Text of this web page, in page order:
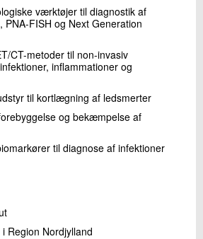
værktøjer til diagnostik af
PNA-FISH og Next Generation
CT-metoder til non-invasiv
inflammationer og
til kortlægning af ledsmerter
og bekæmpelse af
til diagnose af infektioner
Region Nordjylland